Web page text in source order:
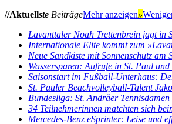
//Aktuellste BeiträgeMehr anzeigen»
Lavanttaler Noah Trettenbrein jagt in
Internationale Elite kommt zum
Neue Sandkiste mit Sonnenschutz
Wassersparen: Aufrufe in St. Paul
Saisonstart im Fußball-Unterhaus:
St. Pauler Beachvolleyball-Talent
Bundesliga: St. Andräer
34 Teilnehmerinnen matchten sich
Mercedes-Benz eSprinter: Leise und